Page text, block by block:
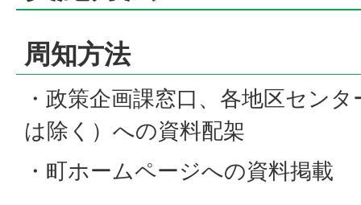
周知方法
・政策企画課窓口、各地区セン
は除く）への資料配架
・町ホームページへの資料掲載